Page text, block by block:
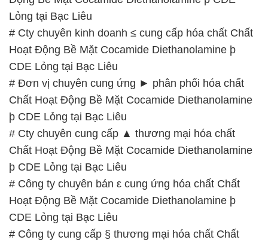
# Đơn vị chuyên cung ứng ► phân phối hóa chất
Chất Hoạt Động Bề Mặt Cocamide Diethanolamine
þ CDE Lỏng tại Bạc Liêu
# Cty chuyên cung cấp ▲ thương mại hóa chất
Chất Hoạt Động Bề Mặt Cocamide Diethanolamine
þ CDE Lỏng tại Bạc Liêu
# Công ty chuyên bán ε cung ứng hóa chất Chất
Hoạt Động Bề Mặt Cocamide Diethanolamine þ
CDE Lỏng tại Bạc Liêu
# Công ty cung cấp § thương mại hóa chất Chất
Hoạt Động Bề Mặt Cocamide Diethanolamine þ
CDE Lỏng tại Bạc Liêu
# Cung ứng ♥ bán hóa chất Chất Hoạt Động Bề Mặt
Cocamide Diethanolamine þ CDE Lỏng tại Bạc Liêu